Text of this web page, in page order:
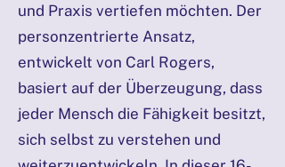
und Praxis vertiefen möchten. Der
personzentrierte Ansatz,
entwickelt von Carl Rogers,
basiert auf der Überzeugung, dass
jeder Mensch die Fähigkeit besitzt,
sich selbst zu verstehen und